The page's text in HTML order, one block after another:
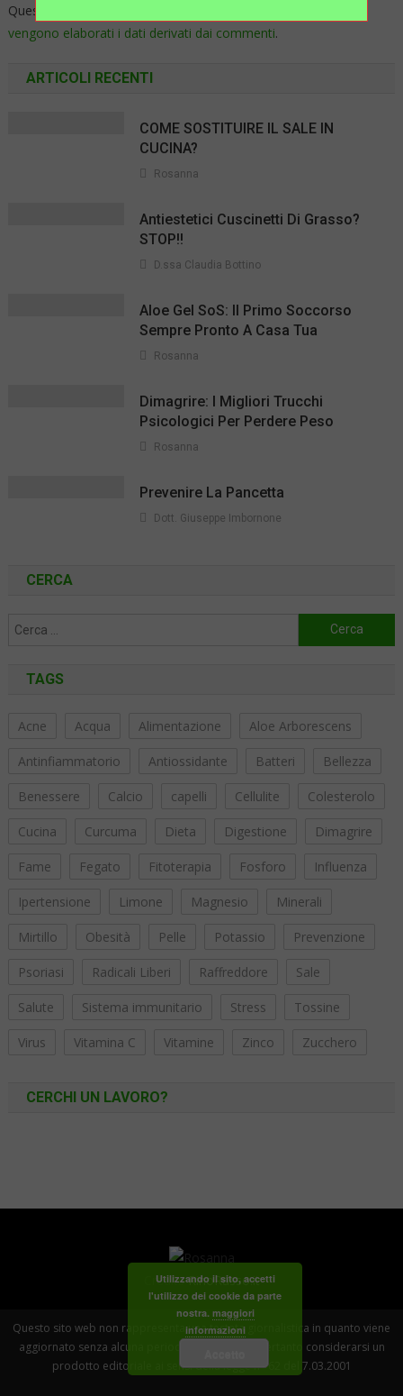
Questo sito utilizza Akismet per ridurre lo spam.
vengono elaborati i dati derivati dai commenti.
ARTICOLI RECENTI
COME SOSTITUIRE IL SALE IN
CUCINA?
Rosanna
Antiestetici Cuscinetti Di Grasso?
STOP!!
D.ssa Claudia Bottino
Aloe Gel SoS: Il Primo Soccorso
Sempre Pronto A Casa Tua
Rosanna
Dimagrire: I Migliori Trucchi
Psicologici Per Perdere Peso
Rosanna
Prevenire La Pancetta
Dott. Giuseppe Imbornone
CERCA
Ricerca
per:
TAGS
Acne Acqua Alimentazione Aloe Arborescens
Antinfiammatorio Antiossidante Batteri Bellezza
Benessere Calcio capelli Cellulite Colesterolo
Cucina Curcuma Dieta Digestione Dimagrire
Fame Fegato Fitoterapia Fosforo Influenza
Ipertensione Limone Magnesio Minerali
Mirtillo Obesità Pelle Potassio Prevenzione
Psoriasi Radicali Liberi Raffreddore Sale
Salute Sistema immunitario Stress Tossine
Virus Vitamina C Vitamine Zinco Zucchero
CERCHI UN LAVORO?
CreditsRinoRusso.it
Questo sito web non rappresenta una testata giornalistica in quanto viene
aggiornato senza alcuna periodicità . Non può pertanto considerarsi un
prodotto editoriale ai sensi della legge n° 62 del 7.03.2001
Utilizzando il sito, accetti
l'utilizzo dei cookie da parte
nostra. maggiori
informazioni